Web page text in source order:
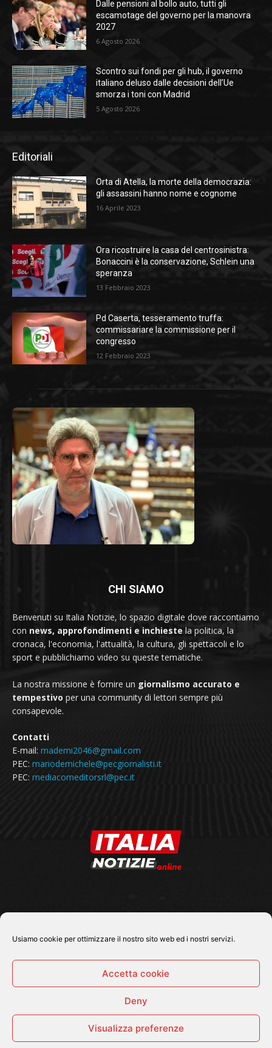
Usiamo cookie per ottimizzare il nostro sito web ed i nostri servizi.
Accetta cookie
Deny
Visualizza preferenze
Dalle pensioni al bollo auto, tutti gli
escamotage del governo per la manovra
2027
6 Agosto 2026
Scontro sui fondi per gli hub, il governo
italiano deluso dalle decisioni dell’Ue
smorza i toni con Madrid
5 Agosto 2026
Editoriali
Orta di Atella, la morte della democrazia:
gli assassini hanno nome e cognome
16 Aprile 2023
Ora ricostruire la casa del centrosinistra:
Bonaccini è la conservazione, Schlein una
speranza
13 Febbraio 2023
Pd Caserta, tesseramento truffa:
commissariare la commissione per il
congresso
12 Febbraio 2023
CHI SIAMO
Benvenuti su Italia Notizie, lo spazio digitale dove raccontiamo
con news, approfondimenti e inchieste la politica, la
cronaca, l'economia, l'attualità, la cultura, gli spettacoli e lo
sport e pubblichiamo video su queste tematiche.
La nostra missione è fornire un giornalismo accurato e
tempestivo per una community di lettori sempre più
consapevole.
Contatti
E-mail: mademi2046@gmail.com
PEC: mariodemichele@pecgiornalisti.it
PEC: mediacomeditorsrl@pec.it
© 2026 Tutti i diritti riservati - Italia Notizie .online |
Cronaca Economia